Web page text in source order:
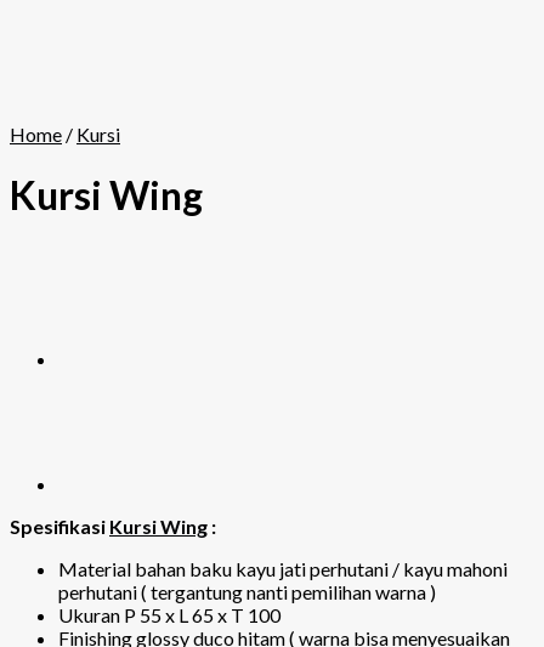
Home / Kursi
Kursi Wing
Spesifikasi Kursi Wing :
Material bahan baku kayu jati perhutani / kayu mahoni
perhutani ( tergantung nanti pemilihan warna )
Ukuran P 55 x L 65 x T 100
Finishing glossy duco hitam ( warna bisa menyesuaikan